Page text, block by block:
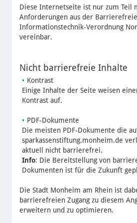
Diese Internetseite ist nur zum Teil
Anforderungen aus der
Informationstechnik-Verordnung
vereinbar.
Nicht barrierefreie Inhalte
Kontrast
Einige Inhalte der Seite weisen
Kontrast auf.
PDF-Dokumente
Die meisten PDF-Dokumente die
sparkassenstiftung.monheim.de
aktuell nicht barrierefrei.
Info: Die Bereitstellung von
Dokumenten ist für die Zukunft
Die Stadt Monheim am Rhein ist
barrierefreien Zugang zu diesem
erweitern und zu optimieren.